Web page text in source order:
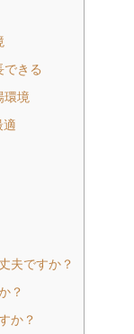
できる
環境
適
夫ですか？
？
か？